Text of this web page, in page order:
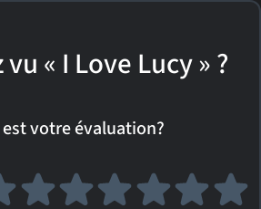
« I Love Lucy » ?
votre évaluation?